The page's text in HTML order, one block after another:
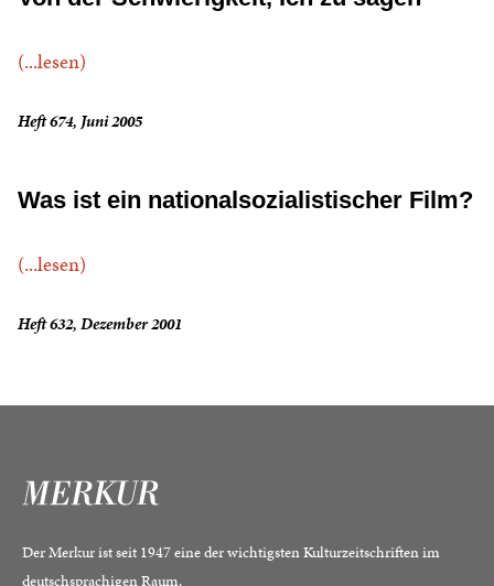
(...lesen)
Heft 674, Juni 2005
Was ist ein nationalsozialistischer Film?
(...lesen)
Heft 632, Dezember 2001
Der Merkur ist seit 1947 eine der wichtigsten Kulturzeitschriften im
deutschsprachigen Raum.